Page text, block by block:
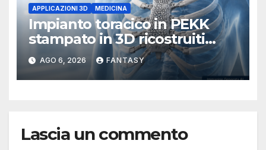
APPLICAZIONI 3D MEDICINA
Impianto toracico in PEKK
stampato in 3D ricostruiti
sterno e costole dopo un
tumore raro
AGO 6, 2026 FANTASY
Lascia un commento